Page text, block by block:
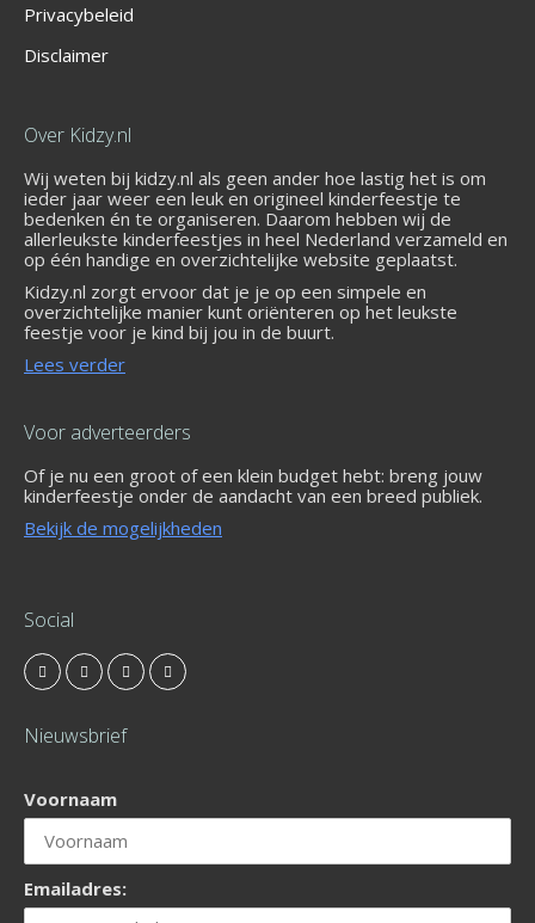
Privacybeleid
Disclaimer
Over Kidzy.nl
Wij weten bij kidzy.nl als geen ander hoe lastig het is om
ieder jaar weer een leuk en origineel kinderfeestje te
bedenken én te organiseren. Daarom hebben wij de
allerleukste kinderfeestjes in heel Nederland verzameld en
op één handige en overzichtelijke website geplaatst.
Kidzy.nl zorgt ervoor dat je je op een simpele en
overzichtelijke manier kunt oriënteren op het leukste
feestje voor je kind bij jou in de buurt.
Lees verder
Voor adverteerders
Of je nu een groot of een klein budget hebt: breng jouw
kinderfeestje onder de aandacht van een breed publiek.
Bekijk de mogelijkheden
Social
Nieuwsbrief
Voornaam
Emailadres: